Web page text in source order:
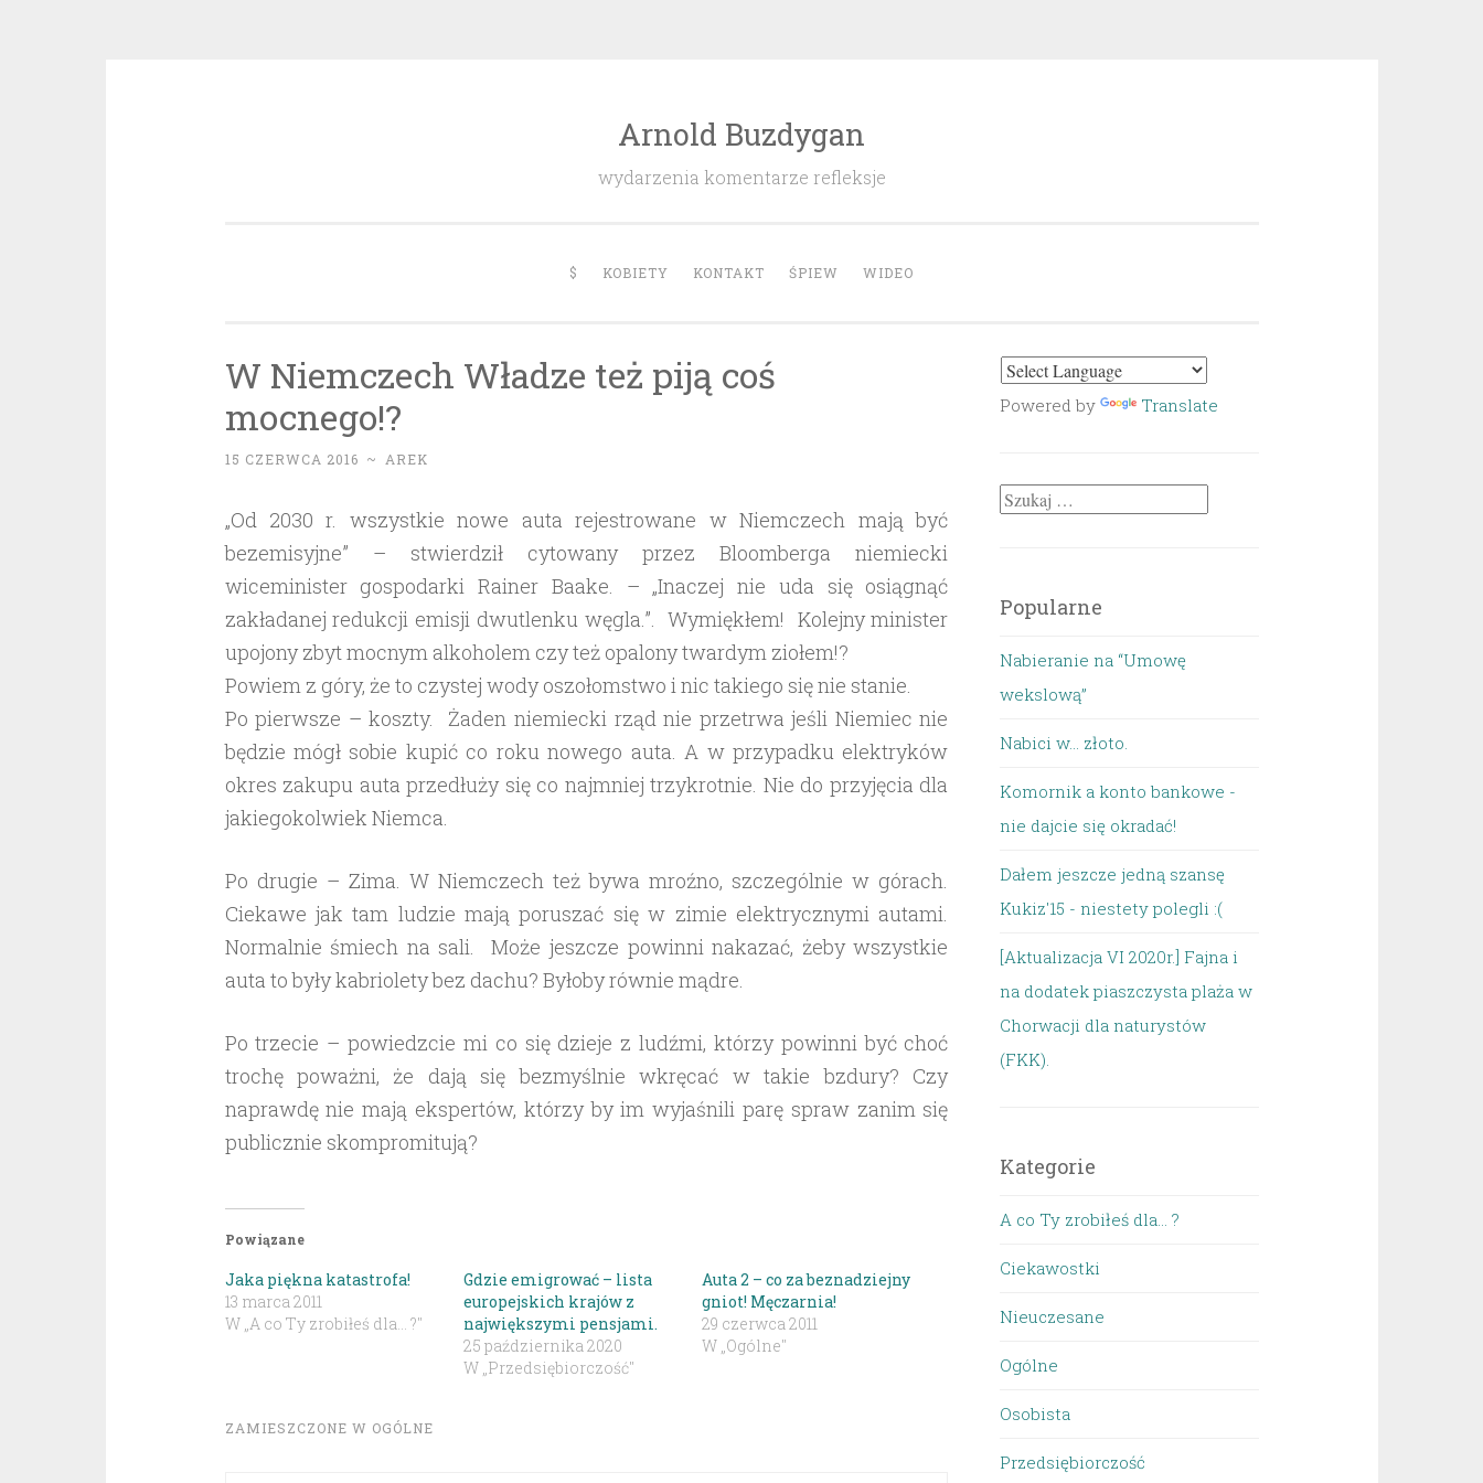
Arnold Buzdygan
wydarzenia komentarze refleksje
$ KOBIETY KONTAKT ŚPIEW WIDEO
W Niemczech Władze też piją coś
mocnego!?
15 CZERWCA 2016 ~ AREK
„Od 2030 r. wszystkie nowe auta rejestrowane w Niemczech mają być
bezemisyjne” – stwierdził cytowany przez Bloomberga niemiecki
wiceminister gospodarki Rainer Baake. – „Inaczej nie uda się osiągnąć
zakładanej redukcji emisji dwutlenku węgla.”. Wymiękłem! Kolejny minister
upojony zbyt mocnym alkoholem czy też opalony twardym ziołem!?
Powiem z góry, że to czystej wody oszołomstwo i nic takiego się nie stanie.
Po pierwsze – koszty. Żaden niemiecki rząd nie przetrwa jeśli Niemiec nie
będzie mógł sobie kupić co roku nowego auta. A w przypadku elektryków
okres zakupu auta przedłuży się co najmniej trzykrotnie. Nie do przyjęcia dla
jakiegokolwiek Niemca.
Po drugie – Zima. W Niemczech też bywa mroźno, szczególnie w górach.
Ciekawe jak tam ludzie mają poruszać się w zimie elektrycznymi autami.
Normalnie śmiech na sali. Może jeszcze powinni nakazać, żeby wszystkie
auta to były kabriolety bez dachu? Byłoby równie mądre.
Po trzecie – powiedzcie mi co się dzieje z ludźmi, którzy powinni być choć
trochę poważni, że dają się bezmyślnie wkręcać w takie bzdury? Czy
naprawdę nie mają ekspertów, którzy by im wyjaśnili parę spraw zanim się
publicznie skompromitują?
Powiązane
Jaka piękna katastrofa!
13 marca 2011
W „A co Ty zrobiłeś dla... ?"
Gdzie emigrować – lista
europejskich krajów z
największymi pensjami.
25 października 2020
W „Przedsiębiorczość"
Auta 2 – co za beznadziejny
gniot! Męczarnia!
29 czerwca 2011
W „Ogólne"
ZAMIESZCZONE W OGÓLNE
Powered by Translate
Szukaj:
Popularne
Nabieranie na “Umowę
wekslową”
Nabici w... złoto.
Komornik a konto bankowe -
nie dajcie się okradać!
Dałem jeszcze jedną szansę
Kukiz'15 - niestety polegli :(
[Aktualizacja VI 2020r.] Fajna i
na dodatek piaszczysta plaża w
Chorwacji dla naturystów
(FKK).
Kategorie
A co Ty zrobiłeś dla… ?
Ciekawostki
Nieuczesane
Ogólne
Osobista
Przedsiębiorczość